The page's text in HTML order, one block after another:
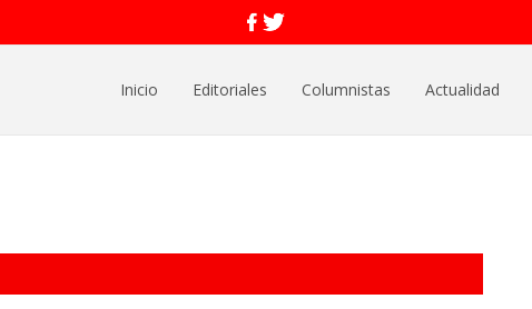
Inicio Editoriales Columnistas Actualidad